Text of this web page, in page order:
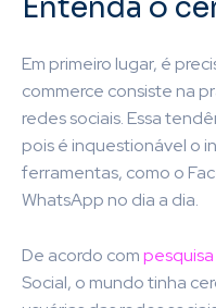
Em primeiro lugar, é
commerce consiste na
redes sociais. Essa
pois é inquestionável o
ferramentas, como o
WhatsApp no dia a dia.
De acordo com
Social, o mundo tinha